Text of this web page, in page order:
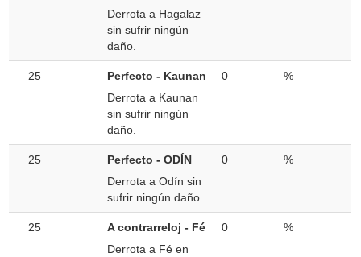
Derrota a Hagalaz
sin sufrir ningún
daño.
25
Perfecto - Kaunan
Derrota a Kaunan
sin sufrir ningún
daño.
0 %
25
Perfecto - ODÍN
Derrota a Odín sin
sufrir ningún daño.
0 %
25
A contrarreloj - Fé
Derrota a Fé en
0 %